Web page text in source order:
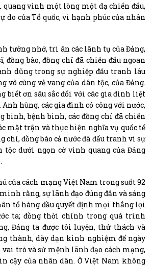
quang vinh một lòng một dạ chiến đấu,
do của Tổ quốc, vì hạnh phúc của nhân
tưởng nhớ, tri ân các lãnh tụ của Đảng,
đồng bào, đồng chí đã chiến đấu ngoan
dũng trong sự nghiệp đấu tranh lâu
vô cùng vẻ vang của dân tộc, của Đảng.
biết ơn sâu sắc đối với các gia đình liệt
Anh hùng, các gia đình có công với nước,
binh, bệnh binh, các đồng chí đã chiến
mặt trận và thực hiện nghĩa vụ quốc tế
chí, đồng bào cả nước đã đấu tranh vì sự
tộc dưới ngọn cờ vinh quang của Đảng
của cách mạng Việt Nam trong suốt 92
rằng, sự lãnh đạo đúng đắn và sáng
tố hàng đầu quyết định mọi thắng lợi
ta; đồng thời chính trong quá trình
Đảng ta được tôi luyện, thử thách và
thành, dày dạn kinh nghiệm để ngày
vai trò và sứ mệnh lãnh đạo cách mạng,
cậy của nhân dân. Ở Việt Nam không